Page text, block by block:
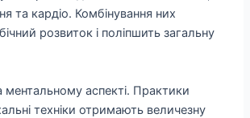
та кардіо. Комбінування них
розвиток і поліпшить загальну
ментальному аспекті. Практики
техніки отримають величезну